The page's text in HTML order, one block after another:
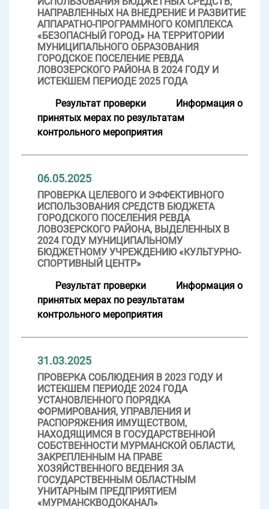
НАПРАВЛЕННЫХ НА ВНЕДРЕНИЕ И РАЗВИТИЕ
АППАРАТНО-ПРОГРАММНОГО КОМПЛЕКСА
«БЕЗОПАСНЫЙ ГОРОД» НА ТЕРРИТОРИИ
МУНИЦИПАЛЬНОГО ОБРАЗОВАНИЯ
ГОРОДСКОЕ ПОСЕЛЕНИЕ РЕВДА
ЛОВОЗЕРСКОГО РАЙОНА В 2024 ГОДУ И
ИСТЕКШЕМ ПЕРИОДЕ 2025 ГОДА
Результат проверки
Информация о
принятых мерах по результатам
контрольного мероприятия
06.05.2025
ПРОВЕРКА ЦЕЛЕВОГО И ЭФФЕКТИВНОГО
ИСПОЛЬЗОВАНИЯ СРЕДСТВ БЮДЖЕТА
ГОРОДСКОГО ПОСЕЛЕНИЯ РЕВДА
ЛОВОЗЕРСКОГО РАЙОНА, ВЫДЕЛЕННЫХ В
2024 ГОДУ МУНИЦИПАЛЬНОМУ
БЮДЖЕТНОМУ УЧРЕЖДЕНИЮ «КУЛЬТУРНО-
СПОРТИВНЫЙ ЦЕНТР»
Результат проверки
Информация о
принятых мерах по результатам
контрольного мероприятия
31.03.2025
ПРОВЕРКА СОБЛЮДЕНИЯ В 2023 ГОДУ И
ИСТЕКШЕМ ПЕРИОДЕ 2024 ГОДА
УСТАНОВЛЕННОГО ПОРЯДКА
ФОРМИРОВАНИЯ, УПРАВЛЕНИЯ И
РАСПОРЯЖЕНИЯ ИМУЩЕСТВОМ,
НАХОДЯЩИМСЯ В ГОСУДАРСТВЕННОЙ
СОБСТВЕННОСТИ МУРМАНСКОЙ ОБЛАСТИ,
ЗАКРЕПЛЕННЫМ НА ПРАВЕ
ХОЗЯЙСТВЕННОГО ВЕДЕНИЯ ЗА
ГОСУДАРСТВЕННЫМ ОБЛАСТНЫМ
УНИТАРНЫМ ПРЕДПРИЯТИЕМ
«МУРМАНСКВОДОКАНАЛ»